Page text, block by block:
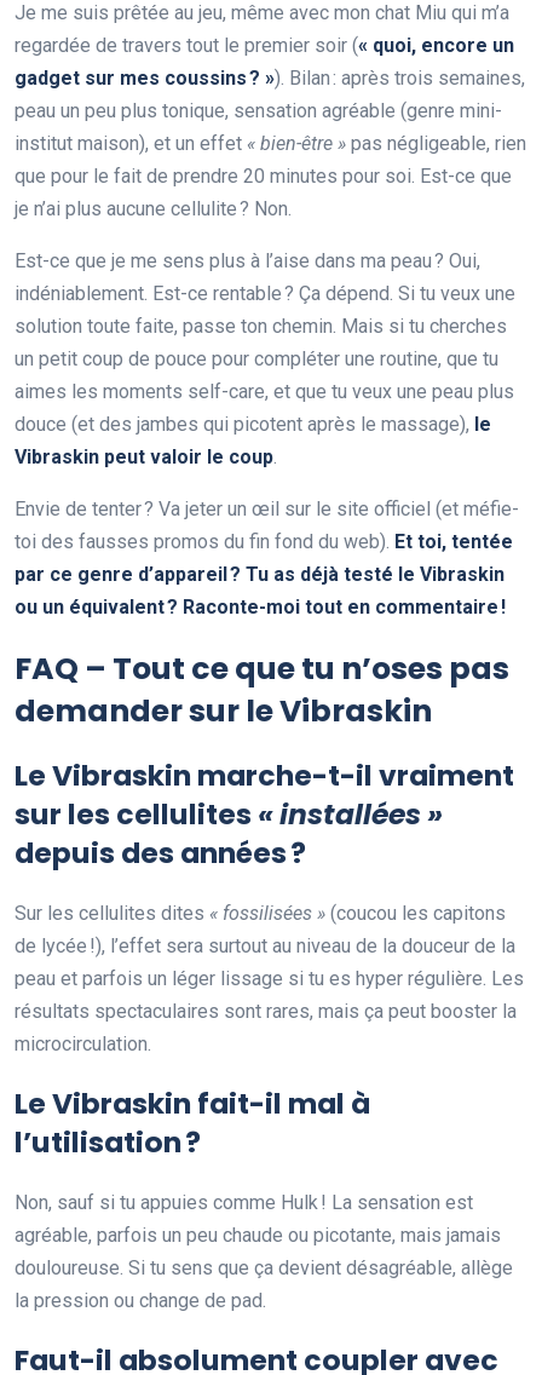
Je me suis prêtée au jeu, même avec mon chat Miu qui m’a
regardée de travers tout le premier soir (« quoi, encore un
gadget sur mes coussins ? »). Bilan : après trois semaines,
peau un peu plus tonique, sensation agréable (genre mini-
institut maison), et un effet « bien-être » pas négligeable, rien
que pour le fait de prendre 20 minutes pour soi. Est-ce que
je n’ai plus aucune cellulite ? Non.
Est-ce que je me sens plus à l’aise dans ma peau ? Oui,
indéniablement. Est-ce rentable ? Ça dépend. Si tu veux une
solution toute faite, passe ton chemin. Mais si tu cherches
un petit coup de pouce pour compléter une routine, que tu
aimes les moments self-care, et que tu veux une peau plus
douce (et des jambes qui picotent après le massage), le
Vibraskin peut valoir le coup.
Envie de tenter ? Va jeter un œil sur le site officiel (et méfie-
toi des fausses promos du fin fond du web). Et toi, tentée
par ce genre d’appareil ? Tu as déjà testé le Vibraskin
ou un équivalent ? Raconte-moi tout en commentaire !
FAQ – Tout ce que tu n’oses pas
demander sur le Vibraskin
Le Vibraskin marche-t-il vraiment
sur les cellulites « installées »
depuis des années ?
Sur les cellulites dites « fossilisées » (coucou les capitons
de lycée !), l’effet sera surtout au niveau de la douceur de la
peau et parfois un léger lissage si tu es hyper régulière. Les
résultats spectaculaires sont rares, mais ça peut booster la
microcirculation.
Le Vibraskin fait-il mal à
l’utilisation ?
Non, sauf si tu appuies comme Hulk ! La sensation est
agréable, parfois un peu chaude ou picotante, mais jamais
douloureuse. Si tu sens que ça devient désagréable, allège
la pression ou change de pad.
Faut-il absolument coupler avec